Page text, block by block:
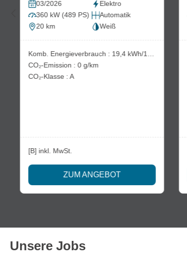
03/2026
Elektro
360 kW (489 PS)
Automatik
20 km
Weiß
Komb. Energieverbrauch : 19,4 kWh/100km
CO₂-Emission : 0 g/km
CO₂-Klasse : A
[B] inkl. MwSt.
ZUM ANGEBOT
Unsere Jobs